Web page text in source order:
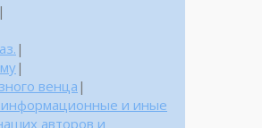
|
|
|
венца |
информационные и иные
авторов и